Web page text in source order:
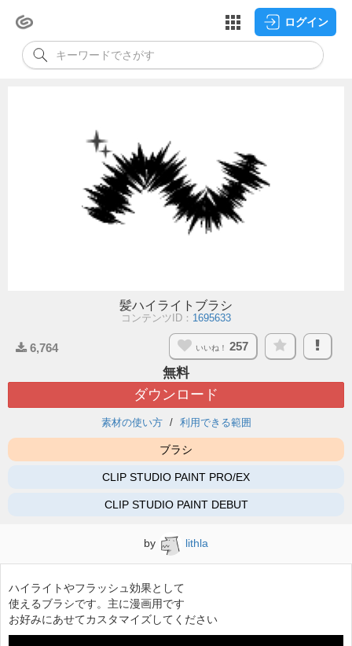
ログイン
髪ハイライトブラシ
コンテンツID： 1695633
6,764 いいね！ 257
無料
ダウンロード
素材の使い方 利用できる範囲
ブラシ
CLIP STUDIO PAINT PRO/EX
CLIP STUDIO PAINT DEBUT
by lithla
ハイライトやフラッシュ効果として
使えるブラシです。主に漫画用です
お好みにあせてカスタマイズしてください